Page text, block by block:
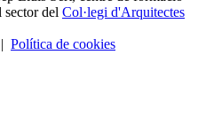
sector del Col·legi d'Arquitectes
| Política de cookies